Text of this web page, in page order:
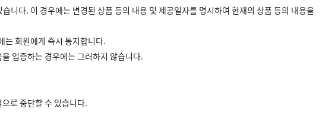
니다. 이 경우에는 변경된 상품 등의 내용 및 제공일자를 명시하여 현재의 상품 등의 내용을
는 회원에게 즉시 통지합니다.
입증하는 경우에는 그러하지 않습니다.
로 중단할 수 있습니다.